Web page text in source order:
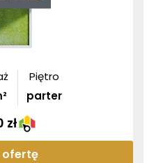
Piętro
parter
zł
ofertę